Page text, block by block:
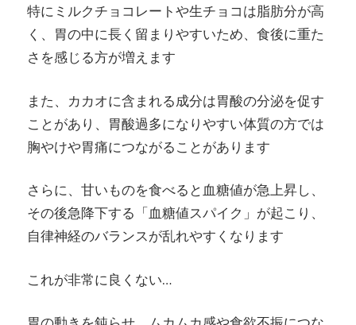
特にミルクチョコレートや生チョコは脂肪分が高
く、胃の中に長く留まりやすいため、食後に重た
さを感じる方が増えます
また、カカオに含まれる成分は胃酸の分泌を促す
ことがあり、胃酸過多になりやすい体質の方では
胸やけや胃痛につながることがあります
さらに、甘いものを食べると血糖値が急上昇し、
その後急降下する「血糖値スパイク」が起こり、
自律神経のバランスが乱れやすくなります
これが非常に良くない…